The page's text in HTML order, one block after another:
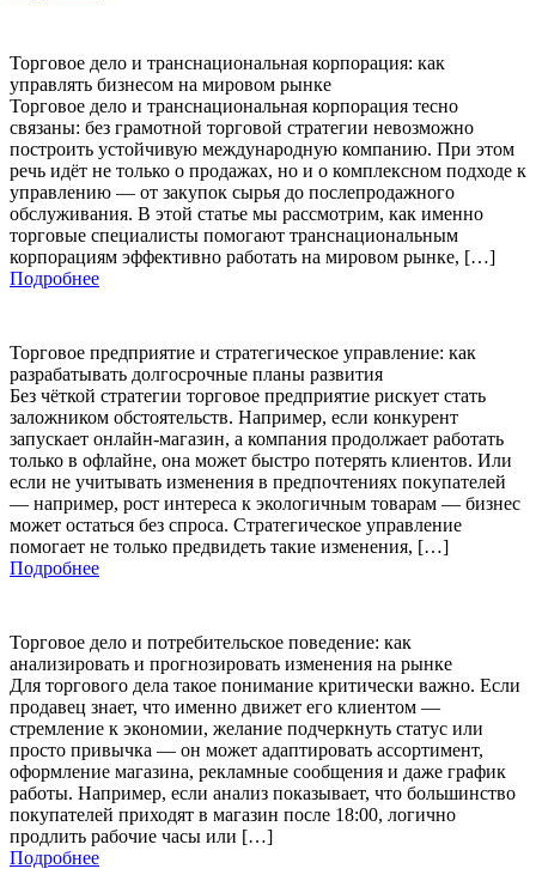
Торговое дело и транснациональная корпорация: как
управлять бизнесом на мировом рынке
Торговое дело и транснациональная корпорация тесно
связаны: без грамотной торговой стратегии невозможно
построить устойчивую международную компанию. При этом
речь идёт не только о продажах, но и о комплексном подходе к
управлению — от закупок сырья до послепродажного
обслуживания. В этой статье мы рассмотрим, как именно
торговые специалисты помогают транснациональным
корпорациям эффективно работать на мировом рынке, […]
Подробнее
Торговое предприятие и стратегическое управление: как
разрабатывать долгосрочные планы развития
Без чёткой стратегии торговое предприятие рискует стать
заложником обстоятельств. Например, если конкурент
запускает онлайн-магазин, а компания продолжает работать
только в офлайне, она может быстро потерять клиентов. Или
если не учитывать изменения в предпочтениях покупателей
— например, рост интереса к экологичным товарам — бизнес
может остаться без спроса. Стратегическое управление
помогает не только предвидеть такие изменения, […]
Подробнее
Торговое дело и потребительское поведение: как
анализировать и прогнозировать изменения на рынке
Для торгового дела такое понимание критически важно. Если
продавец знает, что именно движет его клиентом —
стремление к экономии, желание подчеркнуть статус или
просто привычка — он может адаптировать ассортимент,
оформление магазина, рекламные сообщения и даже график
работы. Например, если анализ показывает, что большинство
покупателей приходят в магазин после 18:00, логично
продлить рабочие часы или […]
Подробнее